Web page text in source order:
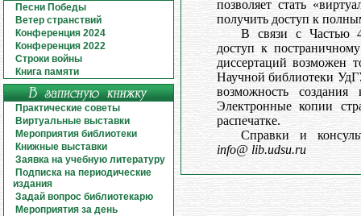
Песни Победы
Ветер странствий
Конференция 2024
Конференция 2022
Строки войны
Книга памяти
Практические советы
Виртуальные выставки
Мероприятия библиотеки
Книжные выставки
Заявка на учебную литературу
Подписка на периодические
издания
Задай вопрос библиотекарю
Мероприятия за день
позволяет стать
получить доступ к
В связи с Частью
доступ к
диссертаций возможен
Научной библиотеки
возможность
Электронные копии
распечатке.
Справки и
info@ lib.udsu.ru